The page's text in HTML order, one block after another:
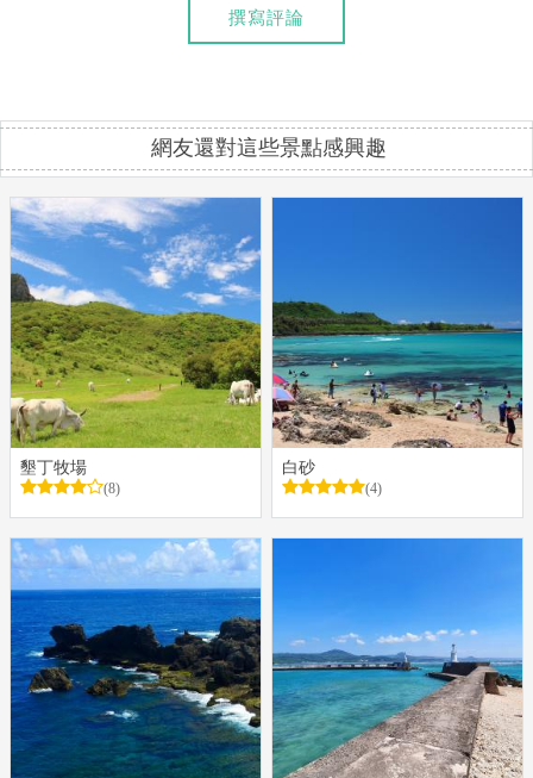
撰寫評論
網友還對這些景點感興趣
墾丁牧場
(8)
白砂
(4)